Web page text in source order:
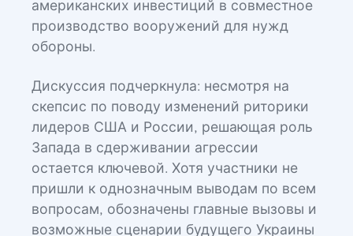
американских инвестиций в совместное
производство вооружений для нужд
обороны.
Дискуссия подчеркнула: несмотря на
скепсис по поводу изменений риторики
лидеров США и России, решающая роль
Запада в сдерживании агрессии
остается ключевой. Хотя участники не
пришли к однозначным выводам по всем
вопросам, обозначены главные вызовы и
возможные сценарии будущего Украины